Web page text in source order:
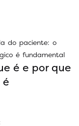
do paciente: o
é fundamental
é e por que